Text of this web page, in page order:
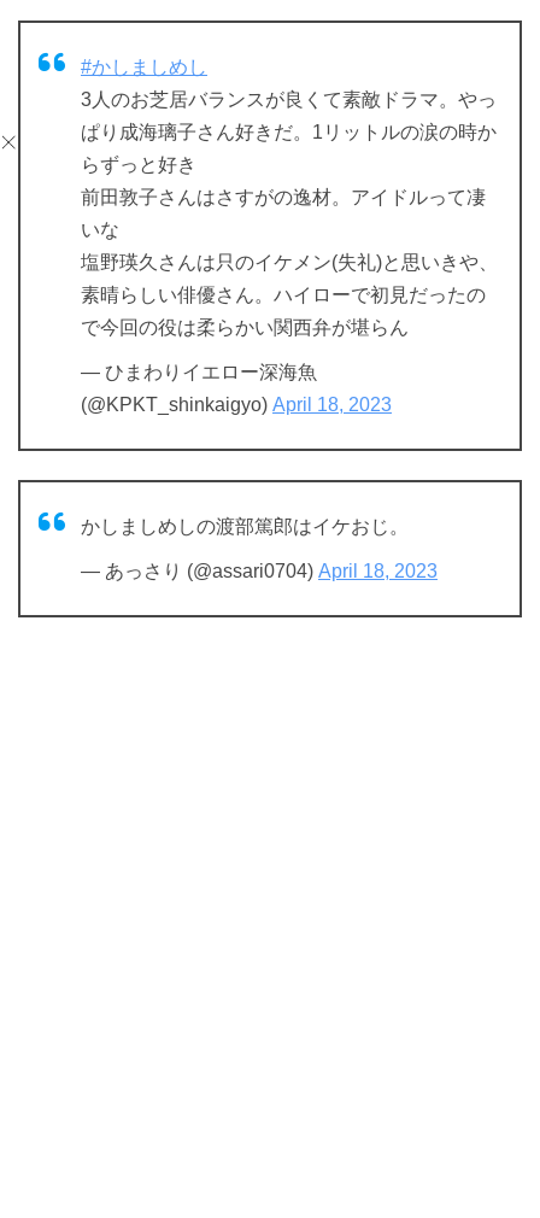
#かしましめし
3人のお芝居バランスが良くて素敵ドラマ。やっ
ぱり成海璃子さん好きだ。1リットルの涙の時か
らずっと好き
前田敦子さんはさすがの逸材。アイドルって凄
いな
塩野瑛久さんは只のイケメン(失礼)と思いきや、
素晴らしい俳優さん。ハイローで初見だったの
で今回の役は柔らかい関西弁が堪らん
— ひまわりイエロー深海魚
(@KPKT_shinkaigyo) April 18, 2023
かしましめしの渡部篤郎はイケおじ。
— あっさり (@assari0704) April 18, 2023